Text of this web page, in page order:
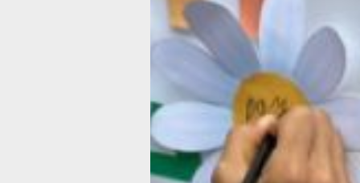
материнства, отцовства, детства,
особенно многодетной — важнейшая
государства и органов
Именно для реализации этой задачи
и создаются семейные МФЦ.
В учреждениях открыты отделения
приема семей, оказания соцуслуг
и социального сопровождения,
кабинет экстренной
и экстренного реагирования. Есть
комната для занятий с детьми, пока
их родители заняты.